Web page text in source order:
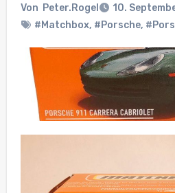
Von Peter.Rogel
10.
#Matchbox, #Porsche,